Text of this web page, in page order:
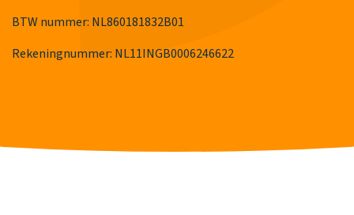
BTW nummer: NL860181832B01
Rekeningnummer: NL11INGB0006246622